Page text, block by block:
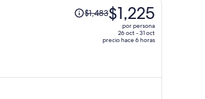
El
precio
ahora
$1,483$1,225
por persona
26 oct - 31 oct
precio hace 6 horas